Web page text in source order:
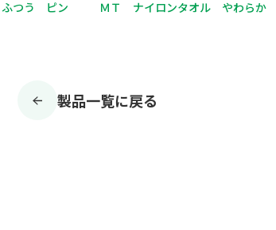
つう ピン
ＭＴ ナイロンタオル やわらか
製品一覧に戻る